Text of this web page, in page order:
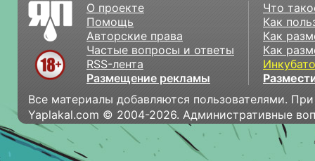
О проекте
Помощь
Авторские права
Частые вопросы и ответы
RSS-лента
Размещение рекламы
Что
Как
Как
Как
Все материалы добавляются пользователями.
Yaplakal.com © 2004-2026. Административные